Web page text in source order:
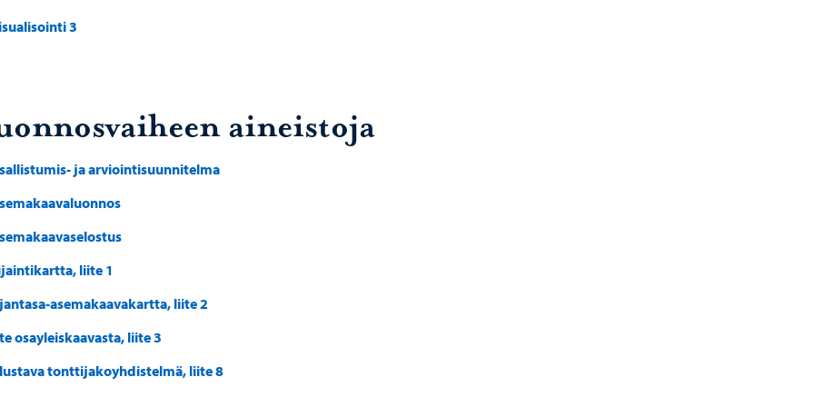
3
aineistoja
ja arviointisuunnitelma
liite 1
asemakaavakartta, liite 2
osayleiskaavasta, liite 3
tonttijakoyhdistelmä, liite 8